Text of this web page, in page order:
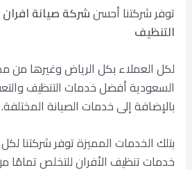
توفر شركتنا أحسنشركة صيانة افران
التنظيف
لكل العملاء بكل الرياض وغيرها من
السعودية أفضل خدمات التنظيف
بالإضافة إلى خدمات الصيانة المختلفة.
بتلك الخدمات المميزة توفر شركتنا
خدمات تنظيف الأفران للتخلص تمامًا